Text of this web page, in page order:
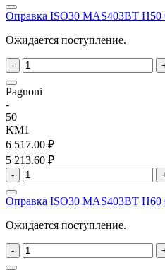
Оправка ISO30 MAS403BT
Ожидается поступление.
-
Pagnoni
-
50
KM1
6 517.00 ₽
5 213.60 ₽
-
Оправка ISO30 MAS403BT
Ожидается поступление.
-